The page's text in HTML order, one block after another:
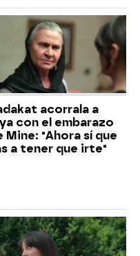
acorrala a
con el embarazo
Mine: "Ahora sí que
a tener que irte"